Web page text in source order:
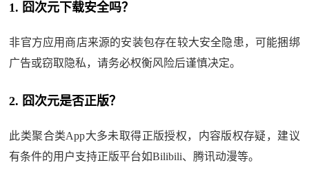
1. 囧次元下载安全吗？
非官方应用商店来源的安装包存在较大安全隐患，可能捆绑
广告或窃取隐私，请务必权衡风险后谨慎决定。
2. 囧次元是否正版？
此类聚合类App大多未取得正版授权，内容版权存疑，建议
有条件的用户支持正版平台如Bilibili、腾讯动漫等。